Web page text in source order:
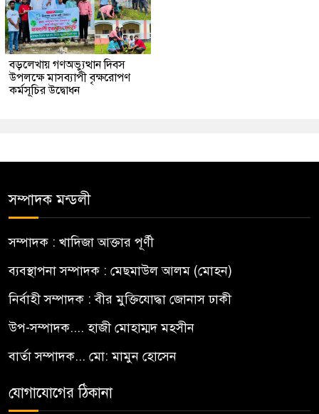
বড়লেখায় গণঅভ্যুত্থান দিবস
উপলক্ষে মাসব্যাপী বৃক্ষরোপণ
কর্মসূচির উদ্বোধন
সম্পাদক মন্ডলী
সম্পাদক : খাদিজা আক্তার পূর্ণী
ব্যবস্থাপনা সম্পাদক : মেছমাউল আলম (মোহন)
নির্বাহী সম্পাদক : বীর মুক্তিযোদ্ধা জোনাস ঢাকী
উপ-সম্পাদক.... হাজী মোহাম্মদ মহসীন
বার্তা সম্পাদক... মো: মামুন হোসেন
যোগাযোগের ঠিকানা